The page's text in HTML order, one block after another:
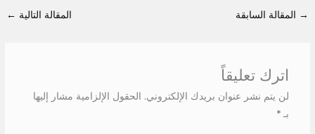
→ المقالة السابقة المقالة التالية ←
اترك تعليقاً
لن يتم نشر عنوان بريدك الإلكتروني. الحقول الإلزامية مشار إليها
بـ *